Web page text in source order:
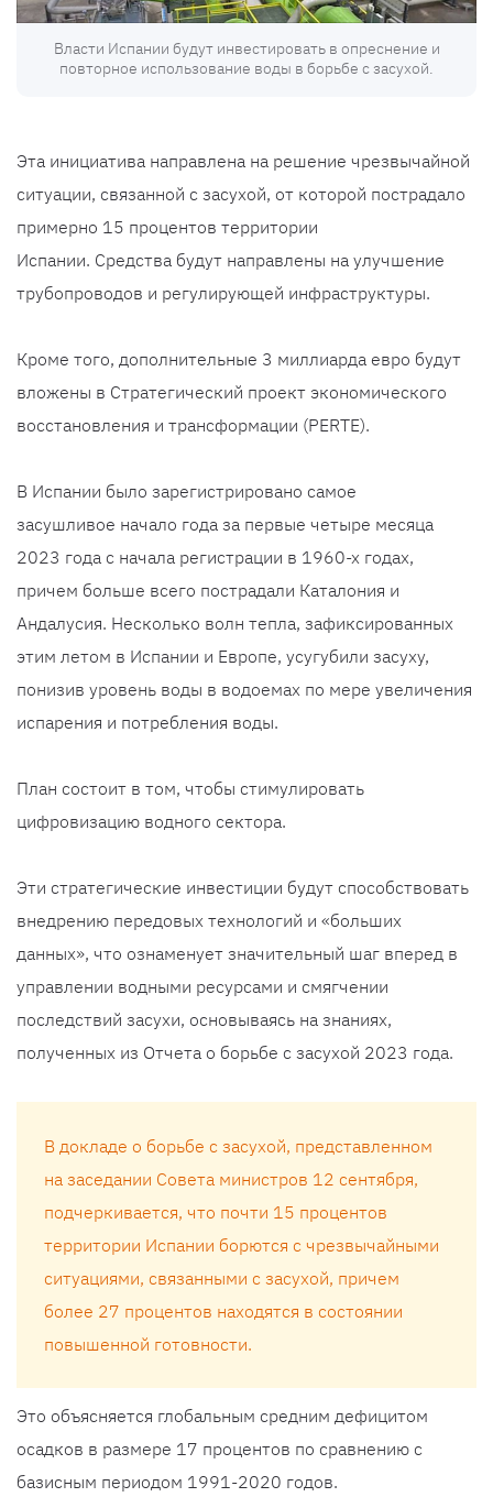
Власти Испании будут инвестировать в опреснение и
повторное использование воды в борьбе с засухой.
Эта инициатива направлена ​​на решение чрезвычайной
ситуации, связанной с засухой, от которой пострадало
примерно 15 процентов территории
Испании. Средства будут направлены на улучшение
трубопроводов и регулирующей инфраструктуры.
Кроме того, дополнительные 3 миллиарда евро будут
вложены в Стратегический проект экономического
восстановления и трансформации (PERTE).
В Испании было зарегистрировано самое
засушливое начало года за первые четыре месяца
2023 года с начала регистрации в 1960-х годах,
причем больше всего пострадали Каталония и
Андалусия. Несколько волн тепла, зафиксированных
этим летом в Испании и Европе, усугубили засуху,
понизив уровень воды в водоемах по мере увеличения
испарения и потребления воды.
План состоит в том, чтобы стимулировать
цифровизацию водного сектора.
Эти стратегические инвестиции будут способствовать
внедрению передовых технологий и «больших
данных», что ознаменует значительный шаг вперед в
управлении водными ресурсами и смягчении
последствий засухи, основываясь на знаниях,
полученных из Отчета о борьбе с засухой 2023 года.
В докладе о борьбе с засухой, представленном
на заседании Совета министров 12 сентября,
подчеркивается, что почти 15 процентов
территории Испании борются с чрезвычайными
ситуациями, связанными с засухой, причем
более 27 процентов находятся в состоянии
повышенной готовности.
Это объясняется глобальным средним дефицитом
осадков в размере 17 процентов по сравнению с
базисным периодом 1991-2020 годов.